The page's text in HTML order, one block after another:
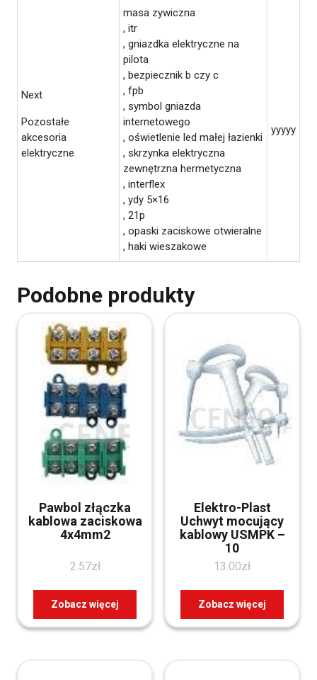
Next
Pozostałe
akcesoria
elektryczne
masa zywiczna
, itr
, gniazdka elektryczne na
pilota
, bezpiecznik b czy c
, fpb
, symbol gniazda
internetowego
, oświetlenie led małej łazienki
, skrzynka elektryczna
zewnętrzna hermetyczna
, interflex
, ydy 5×16
, 21p
, opaski zaciskowe otwieralne
, haki wieszakowe
yyyyy
Podobne produkty
Pawbol złączka
kablowa zaciskowa
4x4mm2
2.57zł
Zobacz więcej
Elektro-Plast
Uchwyt mocujący
kablowy USMPK –
10
13.00zł
Zobacz więcej